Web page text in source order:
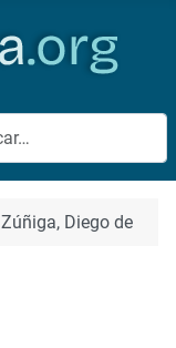
Zúñiga, Diego de